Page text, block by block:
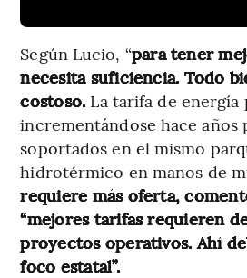
Según Lucio, “para tener
necesita suficiencia. Todo
costoso. La tarifa de energía
incrementándose hace años
soportados en el mismo
hidrotérmico en manos de
requiere más oferta,
“mejores tarifas requieren
proyectos operativos. Ahí
foco estatal”.